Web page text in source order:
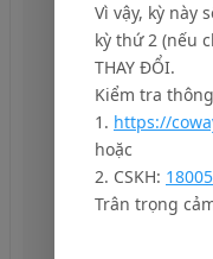
Vì vậy, kỳ này
kỳ thứ 2 (nếu
THAY ĐỔI.
Kiểm tra
1. https://
hoặc
2. CSKH:
Trân trọng